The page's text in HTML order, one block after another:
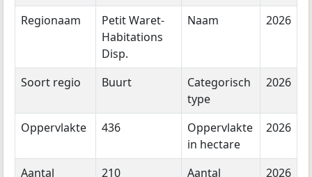
Regionaam
Petit Waret-
Habitations
Disp.
Naam 2026
Soort regio Buurt
Categorisch
type
2026
Oppervlakte 436
Oppervlakte
in hectare
2026
Aantal
210 Aantal 2026